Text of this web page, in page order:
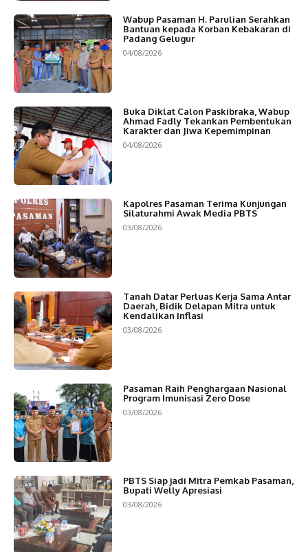
Wabup Pasaman H. Parulian Serahkan
Bantuan kepada Korban Kebakaran di
Padang Gelugur
04/08/2026
Buka Diklat Calon Paskibraka, Wabup
Ahmad Fadly Tekankan Pembentukan
Karakter dan Jiwa Kepemimpinan
04/08/2026
Kapolres Pasaman Terima Kunjungan
Silaturahmi Awak Media PBTS
03/08/2026
Tanah Datar Perluas Kerja Sama Antar
Daerah, Bidik Delapan Mitra untuk
Kendalikan Inflasi
03/08/2026
Pasaman Raih Penghargaan Nasional
Program Imunisasi Zero Dose
03/08/2026
PBTS Siap jadi Mitra Pemkab Pasaman,
Bupati Welly Apresiasi
03/08/2026